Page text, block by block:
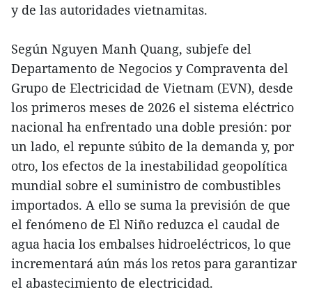
y de las autoridades vietnamitas.
Según Nguyen Manh Quang, subjefe del
Departamento de Negocios y Compraventa del
Grupo de Electricidad de Vietnam (EVN), desde
los primeros meses de 2026 el sistema eléctrico
nacional ha enfrentado una doble presión: por
un lado, el repunte súbito de la demanda y, por
otro, los efectos de la inestabilidad geopolítica
mundial sobre el suministro de combustibles
importados. A ello se suma la previsión de que
el fenómeno de El Niño reduzca el caudal de
agua hacia los embalses hidroeléctricos, lo que
incrementará aún más los retos para garantizar
el abastecimiento de electricidad.